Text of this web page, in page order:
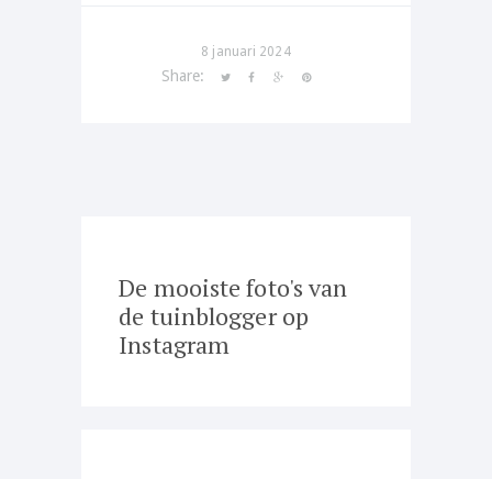
8 januari 2024
Share:
De mooiste foto's van
de tuinblogger op
Instagram